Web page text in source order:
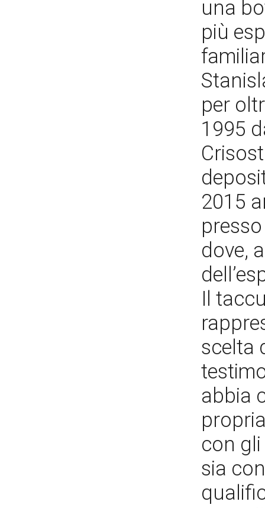
una
più
per
1995
2015
dove,
Il
scelta
abbia
con
sia